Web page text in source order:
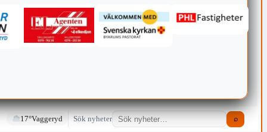
17°Vaggeryd Sök nyheter ⌕